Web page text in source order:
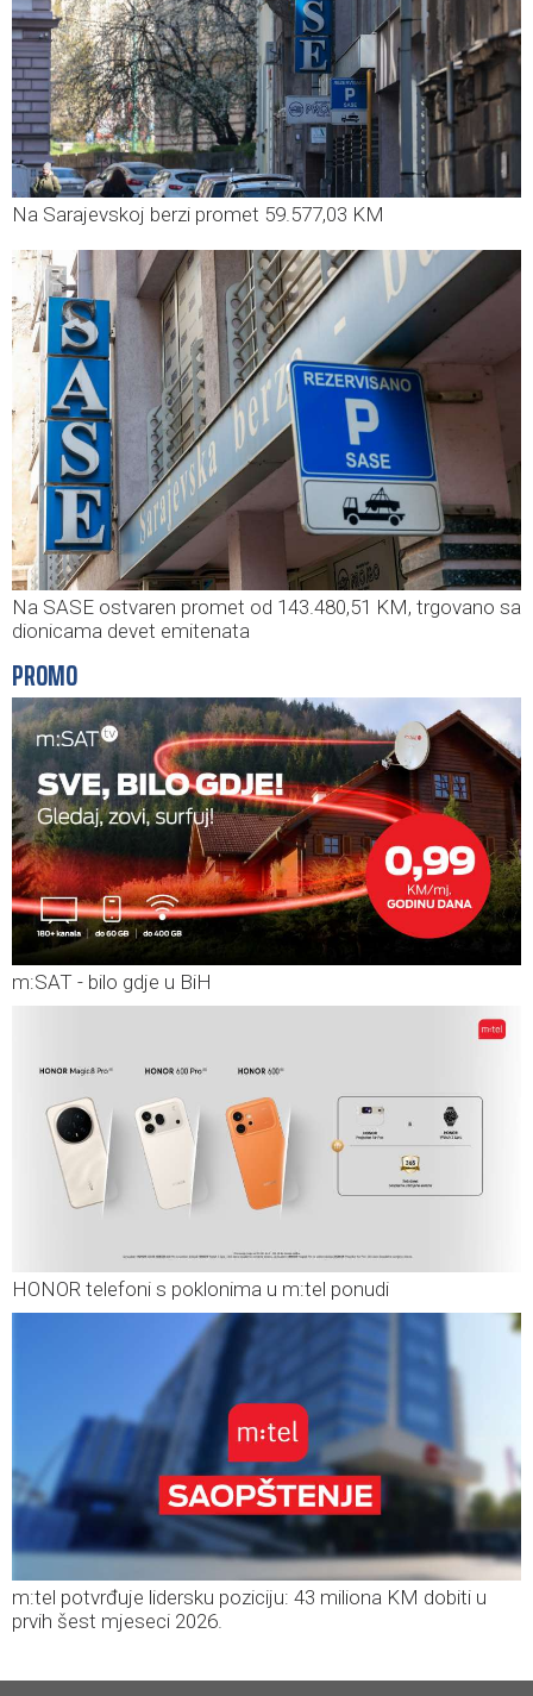
Na Sarajevskoj berzi promet 59.577,03 KM
Na SASE ostvaren promet od 143.480,51 KM, trgovano sa
dionicama devet emitenata
PROMO
m:SAT - bilo gdje u BiH
HONOR telefoni s poklonima u m:tel ponudi
m:tel potvrđuje lidersku poziciju: 43 miliona KM dobiti u
prvih šest mjeseci 2026.